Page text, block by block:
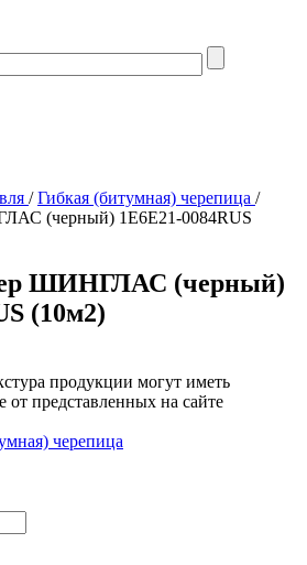
/ Гибкая (битумная) черепица /
(черный) 1E6E21-0084RUS
ШИНГЛАС (черный)
(10м2)
продукции могут иметь
от представленных на сайте
черепица